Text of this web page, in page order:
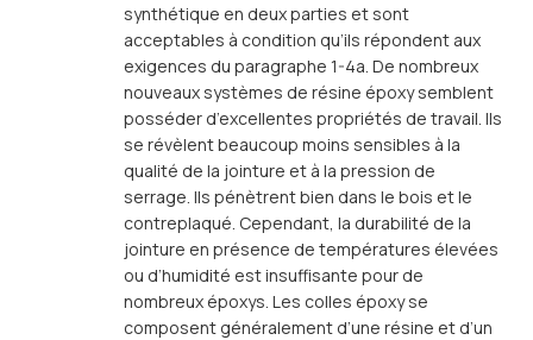
synthétique en deux parties et sont
acceptables à condition qu’ils répondent aux
exigences du paragraphe 1-4a. De nombreux
nouveaux systèmes de résine époxy semblent
posséder d’excellentes propriétés de travail. Ils
se révèlent beaucoup moins sensibles à la
qualité de la jointure et à la pression de
serrage. Ils pénètrent bien dans le bois et le
contreplaqué. Cependant, la durabilité de la
jointure en présence de températures élevées
ou d’humidité est insuffisante pour de
nombreux époxys. Les colles époxy se
composent généralement d’une résine et d’un